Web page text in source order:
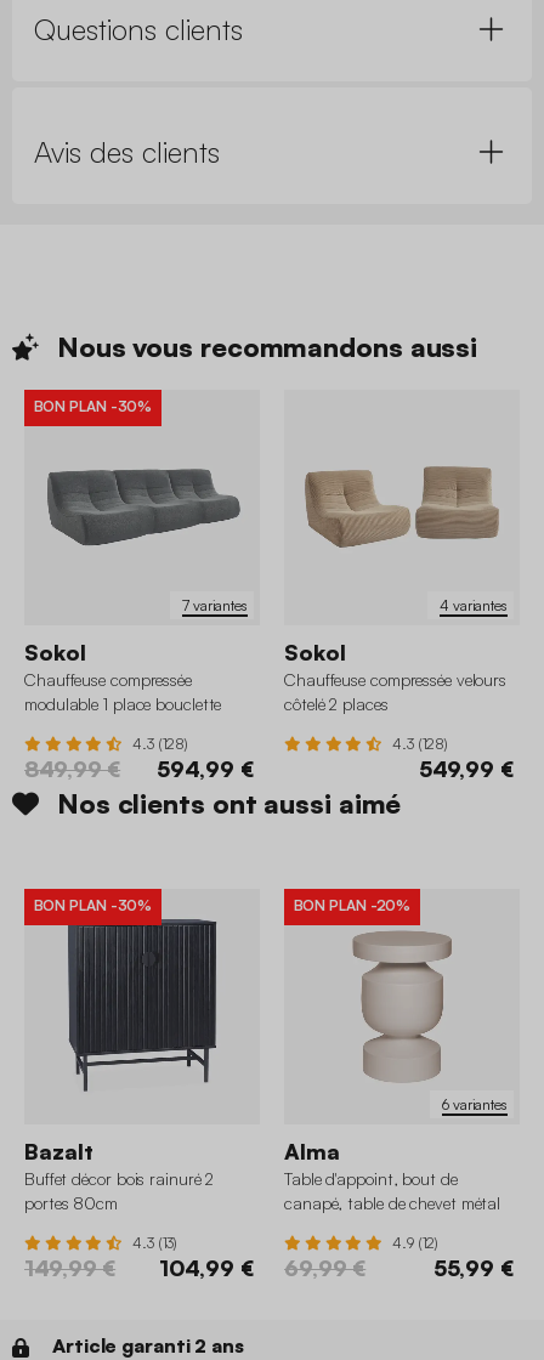
Questions clients
Avis des clients
Nous vous recommandons aussi
7 variantes
BON PLAN -30%
Sokol
Chauffeuse compressée
modulable 1 place bouclette
4.3 (128)
849,99 € 594,99 €
4 variantes
Sokol
Chauffeuse compressée velours
côtelé 2 places
4.3 (128)
549,99 €
Nos clients ont aussi aimé
BON PLAN -30%
Bazalt
Buffet décor bois rainuré 2
portes 80cm
4.3 (13)
149,99 € 104,99 €
6 variantes
BON PLAN -20%
Alma
Table d'appoint, bout de
canapé, table de chevet métal
4.9 (12)
69,99 € 55,99 €
Article garanti 2 ans